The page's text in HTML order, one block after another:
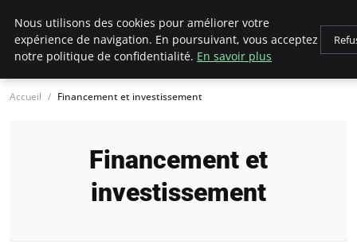
LECFCM
Accueil Financement et investissement
Financement et
investissement
Nous utilisons des cookies pour améliorer votre
expérience de navigation. En poursuivant, vous acceptez
notre politique de confidentialité. En savoir plus